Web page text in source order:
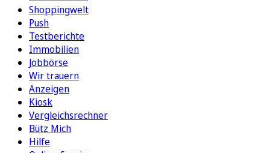
Shoppingwelt
Push
Testberichte
Immobilien
Jobbörse
Wir trauern
Anzeigen
Kiosk
Vergleichsrechner
Bütz Mich
Hilfe